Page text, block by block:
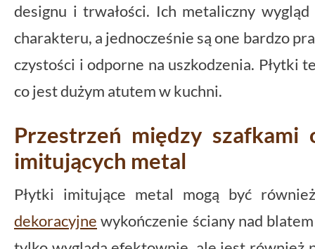
designu i trwałości. Ich metaliczny
charakteru, a jednocześnie są one bardzo
czystości i odporne na uszkodzenia. Płytki
co jest dużym atutem w kuchni.
Przestrzeń między
imitujących metal
Płytki imitujące metal mogą być
dekoracyjne wykończenie ściany nad